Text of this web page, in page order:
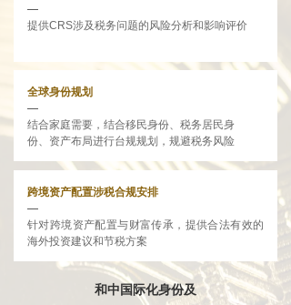
—
提供CRS涉及税务问题的风险分析和影响评价
全球身份规划
—
结合家庭需要，结合移民身份、税务居民身
份、资产布局进行台规规划，规避税务风险
跨境资产配置涉税合规安排
—
针对跨境资产配置与财富传承，提供合法有效的
海外投资建议和节税方案
和中国际化身份及